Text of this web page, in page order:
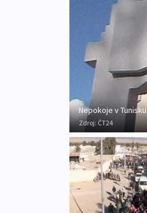
Nepokoje v Tunisku
Zdroj: ČT24